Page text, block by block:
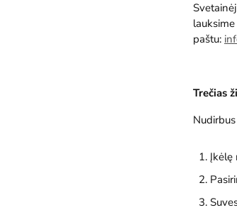
paštu:
Trečias
Įkėlę